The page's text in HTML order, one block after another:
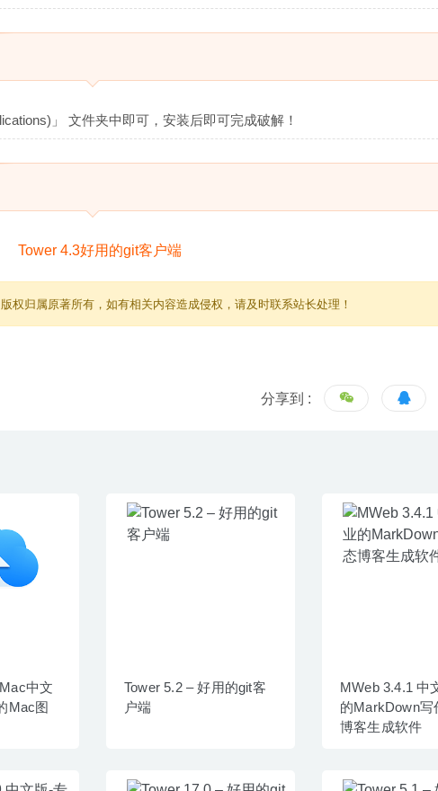
」 文件夹中即可，安装后即可完成破解！
权归属原著所有，如有相关内容造成侵权，请及时联系站长处理！
分享到 :
中文
Mac图
Tower 5.2 – 好用的git客
户端
MWeb 3.4.1 中
的MarkDown写
博客生成软件